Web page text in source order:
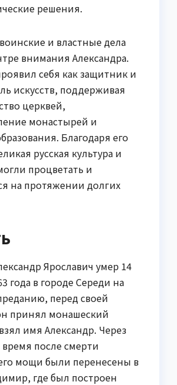
решения.
и властные дела
внимания Александра.
себя как защитник и
искусств, поддерживая
церквей,
монастырей и
Благодаря его
русская культура и
процветать и
на протяжении долгих
Ярославич умер 14
года в городе Середи на
перед своей
принял монашеский
имя Александр. Через
после смерти
мощи были перенесены в
где был построен